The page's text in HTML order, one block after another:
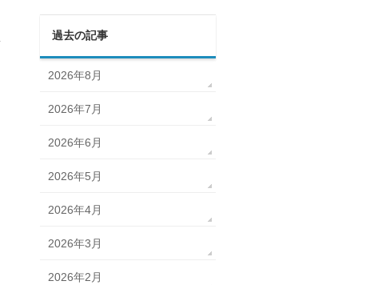
過去の記事
2026年8月
2026年7月
2026年6月
2026年5月
2026年4月
2026年3月
2026年2月